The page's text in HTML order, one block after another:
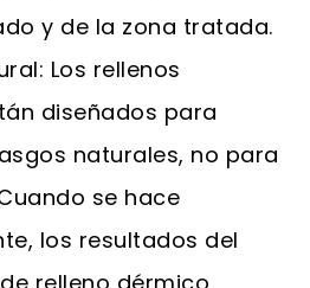
y de la zona tratada.
Los rellenos
diseñados para
naturales, no para
se hace
los resultados del
relleno dérmico